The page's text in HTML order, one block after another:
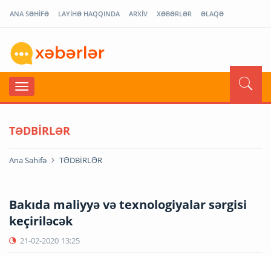
ANA SƏHİFƏ LAYİHƏ HAQQINDA ARXİV XƏBƏRLƏR ƏLAQƏ
TƏDBİRLƏR
Ana Səhifə TƏDBİRLƏR
Bakıda maliyyə və texnologiyalar sərgisi
keçiriləcək
21-02-2020 13:25